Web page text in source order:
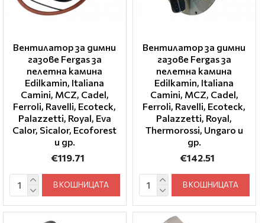
Вентилатор за димни
газове Fergas за
пелетна камина
Edilkamin, Italiana
Camini, MCZ, Cadel,
Ferroli, Ravelli, Ecoteck,
Palazzetti, Royal, Eva
Calor, Sicalor, Ecoforest
и др.
€119.71
В КОШНИЦАТА
Вентилатор за димни
газове Fergas за
пелетна камина
Edilkamin, Italiana
Camini, MCZ, Cadel,
Ferroli, Ravelli, Ecoteck,
Palazzetti, Royal,
Thermorossi, Ungaro и
др.
€142.51
В КОШНИЦАТА